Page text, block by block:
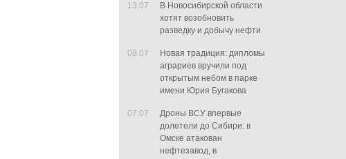
13.07
В Новосибирской области
хотят возобновить
разведку и добычу нефти
08.07
Новая традиция: дипломы
аграриев вручили под
открытым небом в парке
имени Юрия Бугакова
07.07
Дроны ВСУ впервые
долетели до Сибири: в
Омске атакован
нефтезавод, в